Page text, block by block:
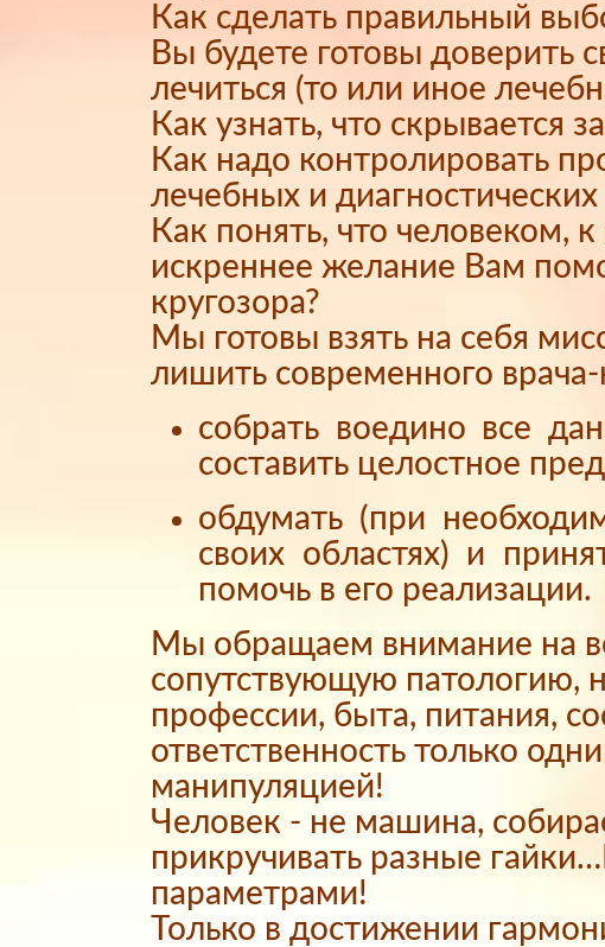
Как сделать правильный
Вы будете готовы доверить
лечиться (то или иное
Как узнать, что скрывается
Как надо контролировать
лечебных и
Как понять, что человеком,
искреннее желание Вам
кругозора?
Мы готовы взять на себя
лишить современного
собрать воедино все
составить целостное
обдумать (при
своих областях) и
помочь в его реализации.
Мы обращаем внимание на
сопутствующую патологию,
профессии, быта, питания,
ответственность только
манипуляцией!
Человек - не машина,
прикручивать разные
параметрами!
Только в достижении